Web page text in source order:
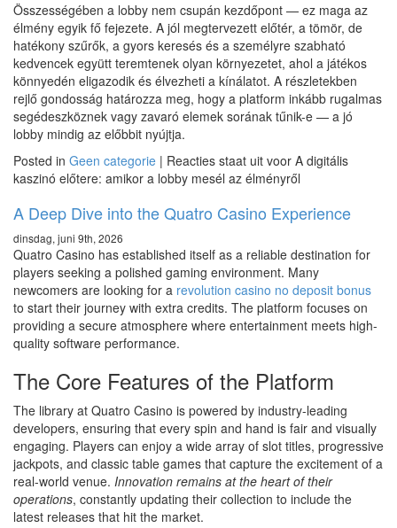
Összességében a lobby nem csupán kezdőpont — ez maga az
élmény egyik fő fejezete. A jól megtervezett előtér, a tömör, de
hatékony szűrők, a gyors keresés és a személyre szabható
kedvencek együtt teremtenek olyan környezetet, ahol a játékos
könnyedén eligazodik és élvezheti a kínálatot. A részletekben
rejlő gondosság határozza meg, hogy a platform inkább rugalmas
segédeszköznek vagy zavaró elemek sorának tűnik-e — a jó
lobby mindig az előbbit nyújtja.
Posted in Geen categorie | Reacties staat uit voor A digitális
kaszinó előtere: amikor a lobby mesél az élményről
A Deep Dive into the Quatro Casino Experience
dinsdag, juni 9th, 2026
Quatro Casino has established itself as a reliable destination for
players seeking a polished gaming environment. Many
newcomers are looking for a revolution casino no deposit bonus
to start their journey with extra credits. The platform focuses on
providing a secure atmosphere where entertainment meets high-
quality software performance.
The Core Features of the Platform
The library at Quatro Casino is powered by industry-leading
developers, ensuring that every spin and hand is fair and visually
engaging. Players can enjoy a wide array of slot titles, progressive
jackpots, and classic table games that capture the excitement of a
real-world venue. Innovation remains at the heart of their
operations, constantly updating their collection to include the
latest releases that hit the market.